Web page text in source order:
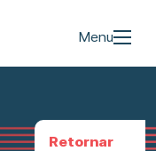
Menu
Retornar